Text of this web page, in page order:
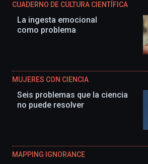
CUADERNO DE CULTURA CIENTÍFICA
La ingesta emocional
como problema
MUJERES CON CIENCIA
Seis problemas que la ciencia
no puede resolver
MAPPING IGNORANCE